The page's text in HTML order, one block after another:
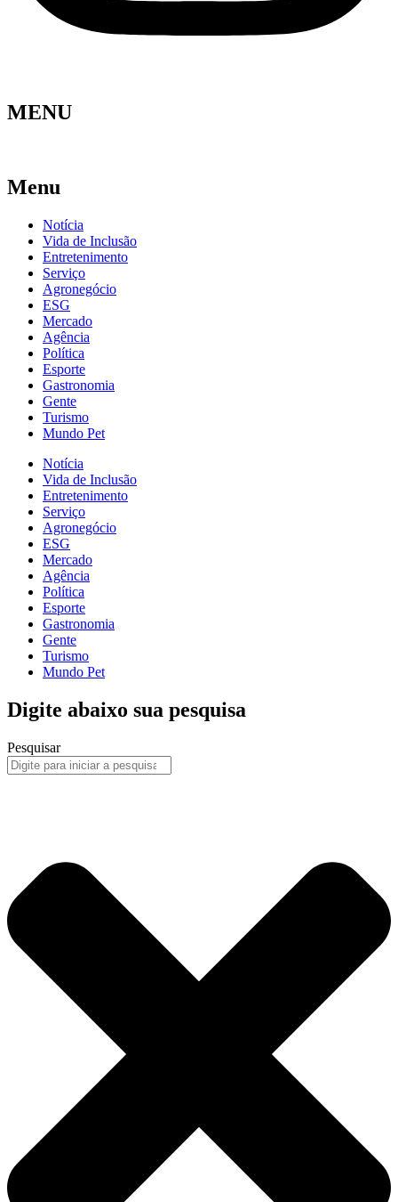
MENU
Menu
Notícia
Vida de Inclusão
Entretenimento
Serviço
Agronegócio
ESG
Mercado
Agência
Política
Esporte
Gastronomia
Gente
Turismo
Mundo Pet
Notícia
Vida de Inclusão
Entretenimento
Serviço
Agronegócio
ESG
Mercado
Agência
Política
Esporte
Gastronomia
Gente
Turismo
Mundo Pet
Digite abaixo sua pesquisa
Pesquisar